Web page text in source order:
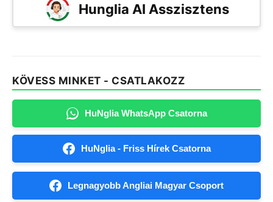
Hunglia AI Asszisztens
KÖVESS MINKET - CSATLAKOZZ
HuNglia WhatsApp Csatorna
HuNglia - Friss Hírek Csatorna
Legnagyobb Angliai Magyar Csoport